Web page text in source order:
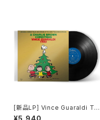
[新品LP] Vince Guaraldi Tri
o - A Charlie Brown Christ
¥5,940